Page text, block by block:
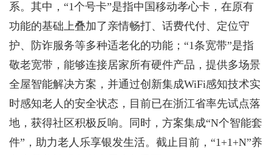
系。其中，“1个号卡”是指中国移动孝心卡，在原有
功能的基础上叠加了亲情畅打、话费代付、定位守
护、防诈服务等多种适老化的功能；“1条宽带”是指
敬老宽带，能够连接居家所有硬件产品，提供多场景
全屋智能解决方案，并通过创新集成WiFi感知技术实
时感知老人的安全状态，目前已在浙江省率先试点落
地，获得社区积极反响。同时，方案集成“N个智能套
件”，助力老人乐享银发生活。截止目前，“1+1+N”养